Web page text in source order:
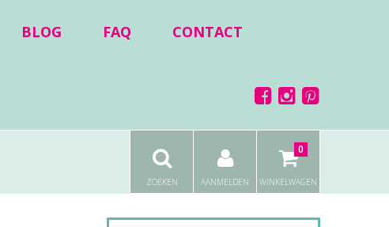
BLOG FAQ CONTACT
ZOEKEN AANMELDEN WINKELWAGEN
0